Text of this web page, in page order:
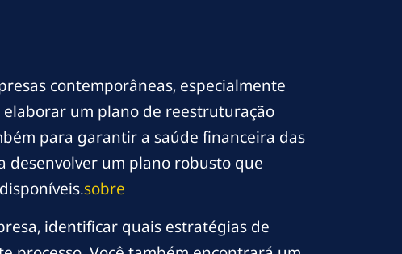
contemporâneas, especialmente
um plano de reestruturação
para garantir a saúde financeira das
desenvolver um plano robusto que
sobre
identificar quais estratégias de